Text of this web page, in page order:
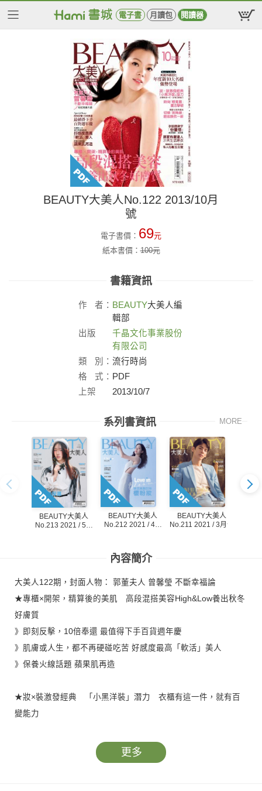
電子書 月讀包 閱讀器
BEAUTY大美人No.122 2013/10月
號
電子書價： 69元
紙本書價：100元
書籍資訊
作 者： BEAUTY大美人編
輯部
出版
千晶文化事業股份
有限公司
類
別： 流行時尚
格
式： PDF
上架
2013/10/7
系列書資訊 MORE
BEAUTY大美人
No.213 2021 / 5月
BEAUTY大美人
No.212 2021 / 4月
BEAUTY大美人
No.211 2021 / 3月號
內容簡介
大美人122期，封面人物： 郭董夫人 曾馨瑩 不斷幸福論
★專櫃×開架，精算後的美肌 高段混搭美容High&Low養出秋冬
好膚質
》即刻反擊，10倍奉還 最值得下手百貨週年慶
》肌膚或人生，都不再硬碰吃苦 好感度最高「軟活」美人
》保養火線話題 蘋果肌再造
★妝×裝激發經典 「小黑洋裝」潛力 衣櫃有這一件，就有百
變能力
》韓星化妝新潮流 切換「對角線」眼妝煥然一新
》秋鞋關鍵字「份量感」命定鞋款，全收集
更多